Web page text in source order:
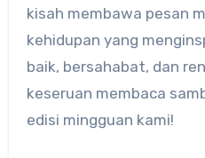
kisah membawa pesan
kehidupan yang
baik, bersahabat, dan
keseruan membaca
edisi mingguan kami!